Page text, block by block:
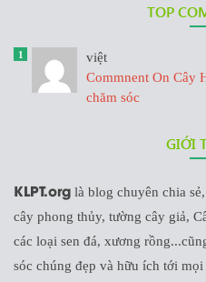
TOP
1
việt
Commnent On Cây
chăm sóc
GIỚI
KLPT.org là blog chuyên chia
cây phong thủy, tường cây giả,
các loại sen đá, xương
sóc chúng đẹp và hữu ích tới